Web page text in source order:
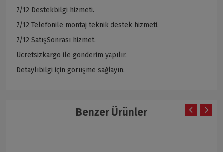
7/12 Destekbilgi hizmeti.
7/12 Telefonile montaj teknik destek hizmeti.
7/12 SatışSonrası hizmet.
Ücretsizkargo ile gönderim yapılır.
Detaylıbilgi için görüşme sağlayın.
Benzer Ürünler